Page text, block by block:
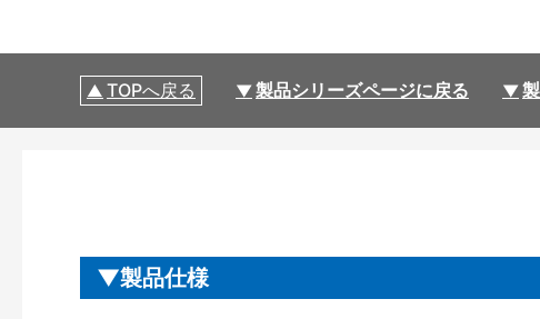
TOPへ戻る 製品シリーズページに戻る
製品仕様